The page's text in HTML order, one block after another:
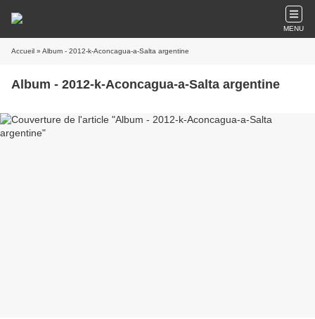
MENU
Accueil » Album - 2012-k-Aconcagua-a-Salta argentine
Album - 2012-k-Aconcagua-a-Salta argentine